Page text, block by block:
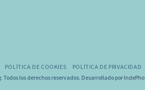
POLÍTICA DE COOKIES
POLÍTICA DE PRIVACIDAD
Todos los derechos reservados. Desarrollado porIndePho